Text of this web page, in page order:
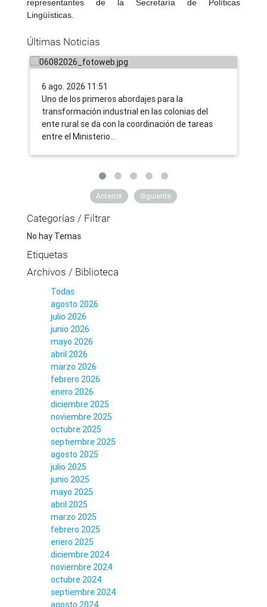
representantes de la Secretaría de Políticas
Lingüísticas.
Últimas Noticias
nueva ruralidad incluya la
colonias
6 ago. 2026 11:51
Uno de los primeros abordajes para la
transformación industrial en las colonias del
ente rural se da con la coordinación de tareas
entre el Ministerio…
Anterior Siguiente
Categorías / Filtrar
No hay Temas
Etiquetas
Archivos / Biblioteca
Todas
agosto 2026
julio 2026
junio 2026
mayo 2026
abril 2026
marzo 2026
febrero 2026
enero 2026
diciembre 2025
noviembre 2025
octubre 2025
septiembre 2025
agosto 2025
julio 2025
junio 2025
mayo 2025
abril 2025
marzo 2025
febrero 2025
enero 2025
diciembre 2024
noviembre 2024
octubre 2024
septiembre 2024
agosto 2024